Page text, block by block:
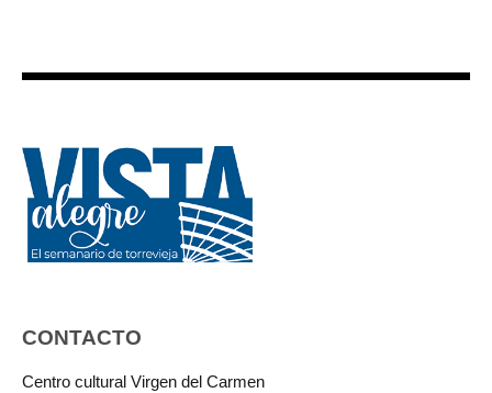
CONTACTO
Centro cultural Virgen del Carmen